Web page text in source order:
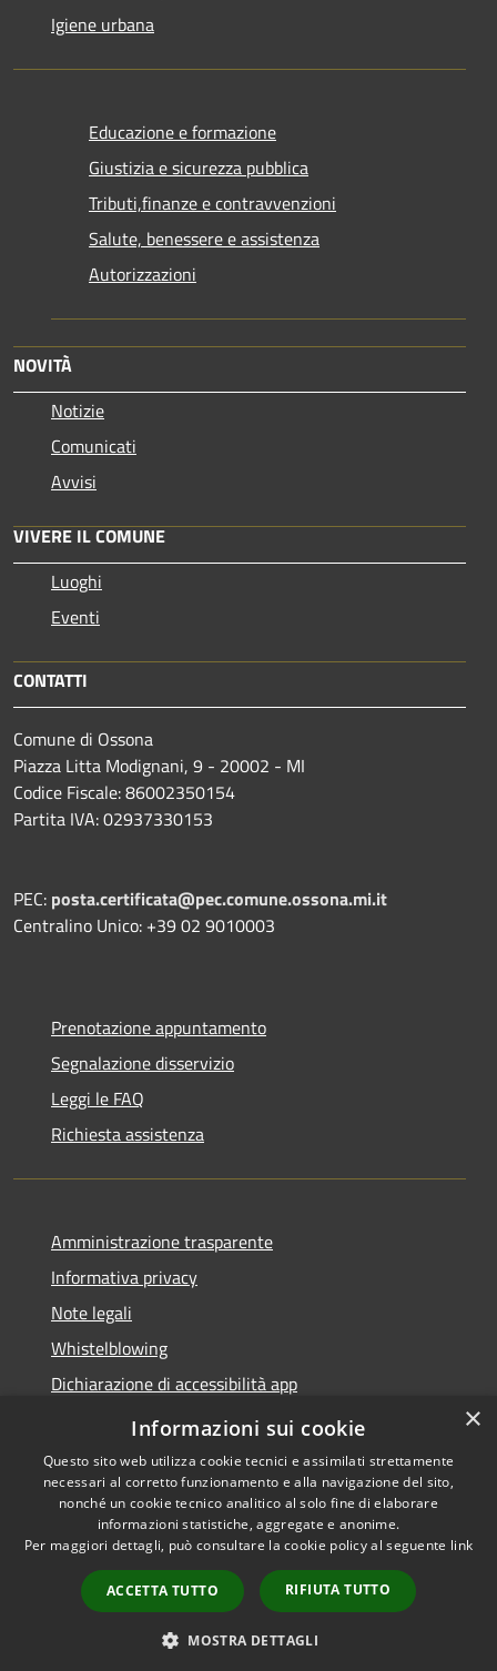
Igiene urbana
Educazione e formazione
Giustizia e sicurezza pubblica
Tributi,finanze e contravvenzioni
Salute, benessere e assistenza
Autorizzazioni
NOVITÀ
Notizie
Comunicati
Avvisi
VIVERE IL COMUNE
Luoghi
Eventi
CONTATTI
Comune di Ossona
Piazza Litta Modignani, 9 - 20002 - MI
Codice Fiscale: 86002350154
Partita IVA: 02937330153
PEC: posta.certificata@pec.comune.ossona.mi.it
Centralino Unico: +39 02 9010003
Prenotazione appuntamento
Segnalazione disservizio
Leggi le FAQ
Richiesta assistenza
Amministrazione trasparente
Informativa privacy
Note legali
Whistelblowing
Dichiarazione di accessibilità app
Dichiarazione di accessibilità sito
Accessibilità
Copyright © 2026 • Comune di
Ossona • Powered by
Municipium•
Accesso
redazione
×
Informazioni sui cookie
Questo sito web utilizza cookie tecnici e assimilati strettamente
necessari al corretto funzionamento e alla navigazione del sito,
nonché un cookie tecnico analitico al solo fine di elaborare
informazioni statistiche, aggregate e anonime.
Per maggiori dettagli, può consultare la cookie policy al seguente link
ACCETTA TUTTO RIFIUTA TUTTO
MOSTRA DETTAGLI